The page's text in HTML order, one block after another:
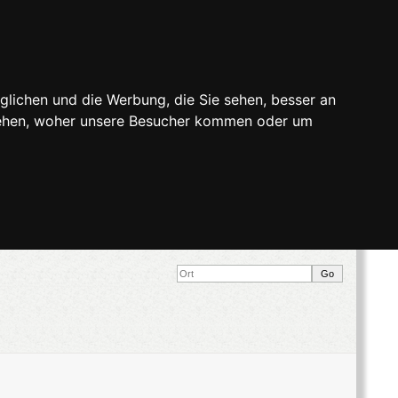
und die Werbung, die Sie sehen, besser an
woher unsere Besucher kommen oder um